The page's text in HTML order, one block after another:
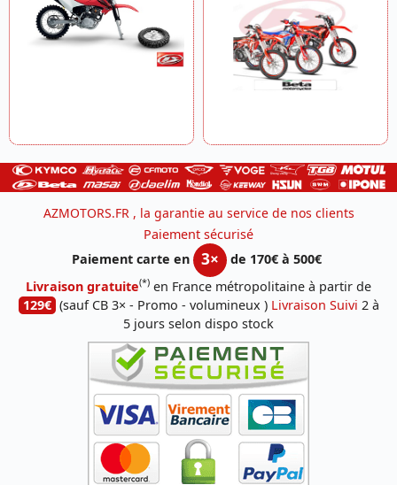
AZMOTORS.FR , la garantie au service de nos clients
Paiement sécurisé
Paiement carte en
3×
de 170€ à 500€
Livraison gratuite(*) en France métropolitaine à partir de
129€ (sauf CB 3× - Promo - volumineux ) Livraison Suivi 2 à
5 jours selon dispo stock